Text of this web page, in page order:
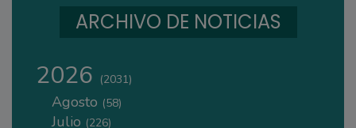
ARCHIVO DE NOTICIAS
2026 (2031)
Agosto (58)
Julio (226)